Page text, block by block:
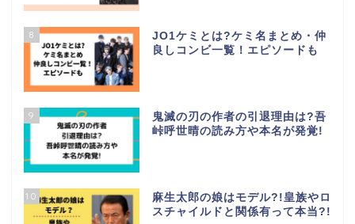
8
JO1ケミとは?ケミ名まとめ・仲
良しコンビ一覧！エピソードも
9
鬼滅の刃の作者の引退理由は?吾
峠呼世晴の読み方や本名が発覚!
10
麻生太郎の娘はモデル?!皇族やロ
スチャイルドと関係有って本当?!